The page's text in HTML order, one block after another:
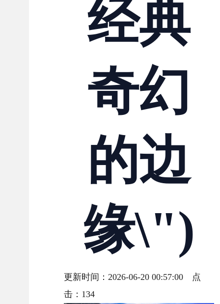
经典
奇幻
的边
缘\")
更新时间：2026-06-20 00:57:00 点
击： 134